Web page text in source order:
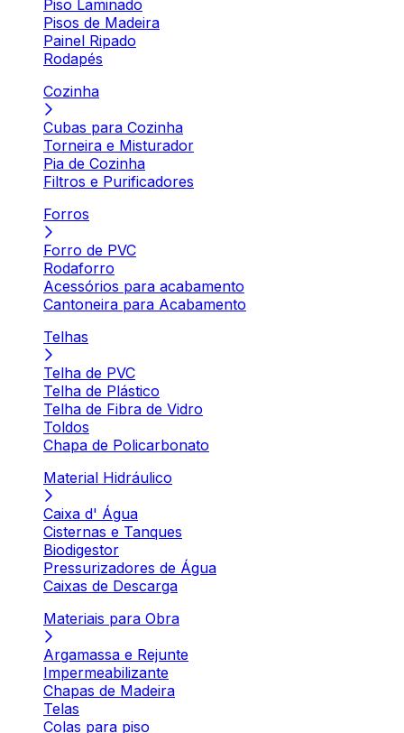
Piso Laminado
Pisos de Madeira
Painel Ripado
Rodapés
Cozinha
Cubas para Cozinha
Torneira e Misturador
Pia de Cozinha
Filtros e Purificadores
Forros
Forro de PVC
Rodaforro
Acessórios para acabamento
Cantoneira para Acabamento
Telhas
Telha de PVC
Telha de Plástico
Telha de Fibra de Vidro
Toldos
Chapa de Policarbonato
Material Hidráulico
Caixa d' Água
Cisternas e Tanques
Biodigestor
Pressurizadores de Água
Caixas de Descarga
Materiais para Obra
Argamassa e Rejunte
Impermeabilizante
Chapas de Madeira
Telas
Colas para piso